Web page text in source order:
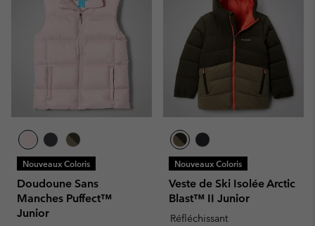
Nouveaux Coloris
Doudoune Sans
Manches Puffect™
Junior
Nouveaux Coloris
Veste de Ski Isolée Arctic
Blast™ II Junior
Réfléchissant